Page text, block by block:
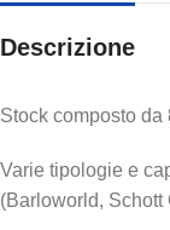
Descrizione
Stock composto da
Varie tipologie e
(Barloworld, Schott